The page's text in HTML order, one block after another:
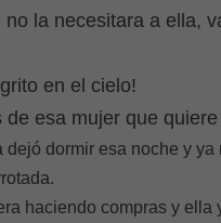
no la necesitara a ella,
en el cielo!
esa mujer que
dejó dormir esa noche y
haciendo compras y ella